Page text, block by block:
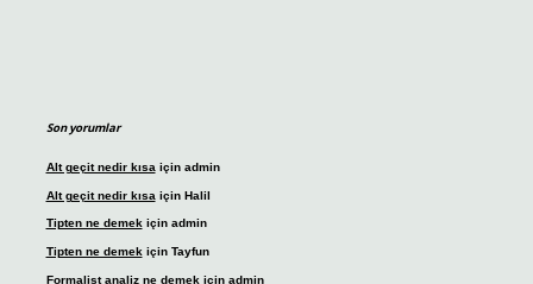
Son yorumlar
Alt geçit nedir kısa için admin
Alt geçit nedir kısa için Halil
Tipten ne demekiçin admin
Tipten ne demek için Tayfun
Formalist analiz ne demek için admin